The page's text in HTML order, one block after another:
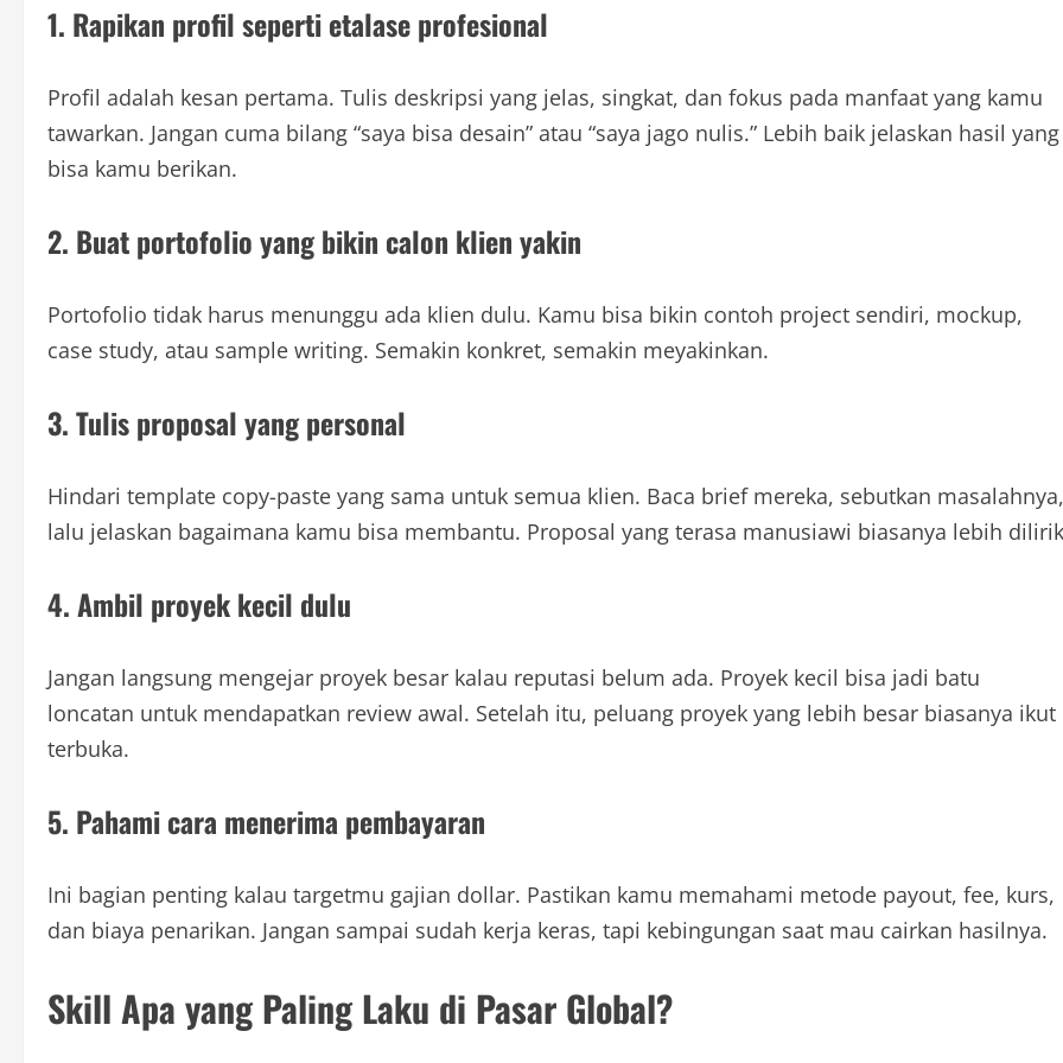
1. Rapikan profil seperti etalase profesional
Profil adalah kesan pertama. Tulis deskripsi yang jelas, singkat, dan fokus pada manfaat yang kamu
tawarkan. Jangan cuma bilang “saya bisa desain” atau “saya jago nulis.” Lebih baik jelaskan hasil yang
bisa kamu berikan.
2. Buat portofolio yang bikin calon klien yakin
Portofolio tidak harus menunggu ada klien dulu. Kamu bisa bikin contoh project sendiri, mockup,
case study, atau sample writing. Semakin konkret, semakin meyakinkan.
3. Tulis proposal yang personal
Hindari template copy-paste yang sama untuk semua klien. Baca brief mereka, sebutkan masalahnya,
lalu jelaskan bagaimana kamu bisa membantu. Proposal yang terasa manusiawi biasanya lebih
4. Ambil proyek kecil dulu
Jangan langsung mengejar proyek besar kalau reputasi belum ada. Proyek kecil bisa jadi batu
loncatan untuk mendapatkan review awal. Setelah itu, peluang proyek yang lebih besar biasanya ikut
terbuka.
5. Pahami cara menerima pembayaran
Ini bagian penting kalau targetmu gajian dollar. Pastikan kamu memahami metode payout, fee, kurs,
dan biaya penarikan. Jangan sampai sudah kerja keras, tapi kebingungan saat mau cairkan hasilnya.
Skill Apa yang Paling Laku di Pasar Global?